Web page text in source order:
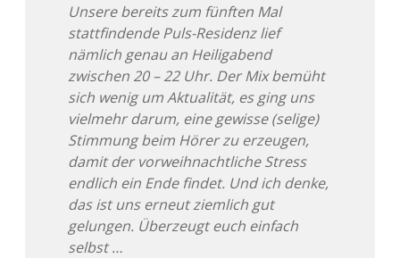
Unsere bereits zum fünften Mal
stattfindende Puls-Residenz lief
nämlich genau an Heiligabend
zwischen 20 – 22 Uhr. Der Mix bemüht
sich wenig um Aktualität, es ging uns
vielmehr darum, eine gewisse (selige)
Stimmung beim Hörer zu erzeugen,
damit der vorweihnachtliche Stress
endlich ein Ende findet. Und ich denke,
das ist uns erneut ziemlich gut
gelungen. Überzeugt euch einfach
selbst …